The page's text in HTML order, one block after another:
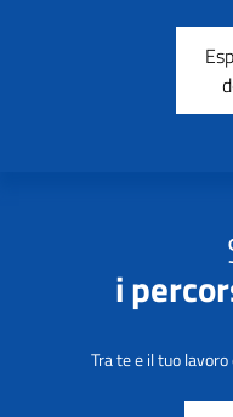
i
Tra te e il tuo